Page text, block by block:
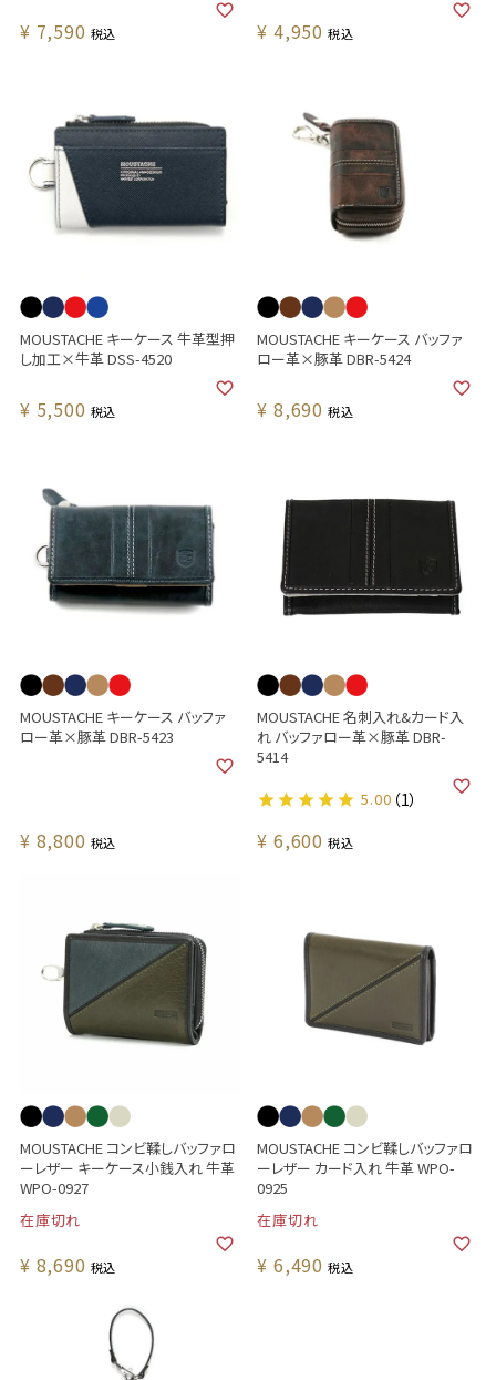
¥ 7,590 税込 ¥ 4,950 税込
MOUSTACHE キーケース 牛革型押
し加工×牛革 DSS-4520
¥ 5,500 税込
MOUSTACHE キーケース バッファ
ロー革×豚革 DBR-5424
¥ 8,690 税込
MOUSTACHE キーケース バッファ
ロー革×豚革 DBR-5423
¥ 8,800 税込
MOUSTACHE 名刺入れ&カード入
れ バッファロー革×豚革 DBR-
5414
¥ 6,600 税込
5.00 （1）
MOUSTACHE コンビ鞣しバッファロ
ーレザー キーケース小銭入れ 牛革
WPO-0927
在庫切れ
¥ 8,690 税込
MOUSTACHE コンビ鞣しバッファロ
ーレザー カード入れ 牛革 WPO-
0925
在庫切れ
¥ 6,490 税込